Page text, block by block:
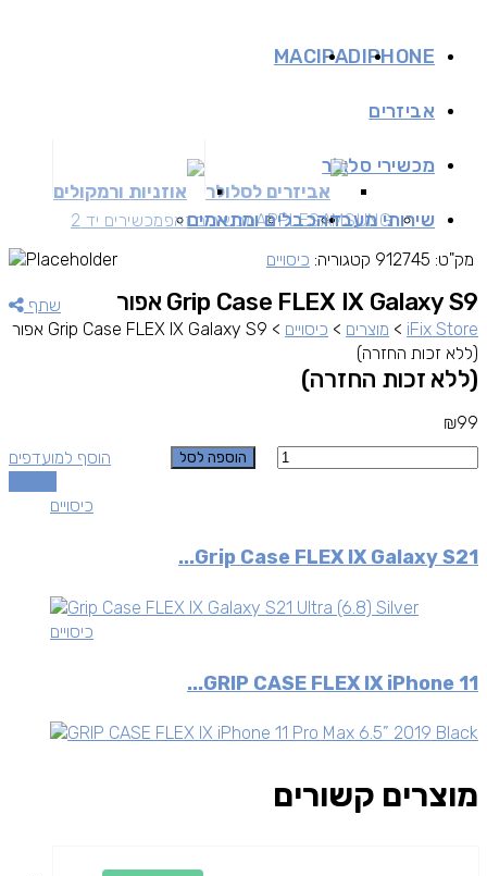
IPHONE
IPAD
MAC
אביזרים
אביזרים לסלולר אוזניות ורמקולים
מכשירי סלולר
SAMSUNG
APPLEמכשירים זאפמכשירים יד 2 שירותי מעבדהכבלים ומתאמים
שתף
iFix Store
> מוצרים > כיסויים >
Grip Case FLEX IX Galaxy S9 אפור
(ללא זכות החזרה)
Grip Case FLEX IX Galaxy S9 אפור
(ללא זכות החזרה)
₪99
כמות
הוספה לסל
הוסף למועדפים
מק"ט: 912745 קטגוריה: כיסויים
כיסויים
Grip Case FLEX IX Galaxy S21...
כיסויים
GRIP CASE FLEX IX iPhone 11...
מוצרים קשורים